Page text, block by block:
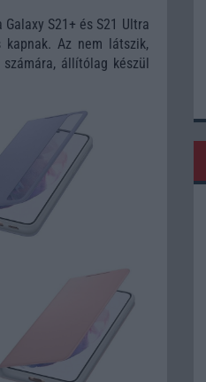
S21+ és S21 Ultra
Az nem látszik,
állítólag készül